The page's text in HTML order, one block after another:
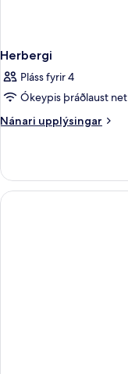
Herbergi
Pláss fyrir 4
Ókeypis þráðlaust net
Nánari upplýsingar
Nánari